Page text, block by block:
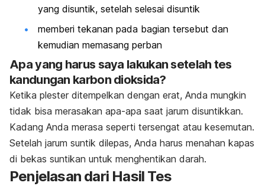
yang disuntik, setelah selesai disuntik
memberi tekanan pada bagian tersebut dan
kemudian memasang perban
Apa yang harus saya lakukan setelah tes
kandungan karbon dioksida?
Ketika plester ditempelkan dengan erat, Anda mungkin
tidak bisa merasakan apa-apa saat jarum disuntikkan.
Kadang Anda merasa seperti tersengat atau kesemutan.
Setelah jarum suntik dilepas, Anda harus menahan kapas
di bekas suntikan untuk menghentikan darah.
Penjelasan dari Hasil Tes